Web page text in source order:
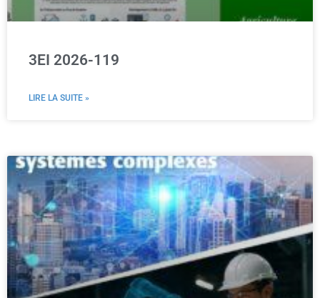
3EI 2026-119
LIRE LA SUITE »